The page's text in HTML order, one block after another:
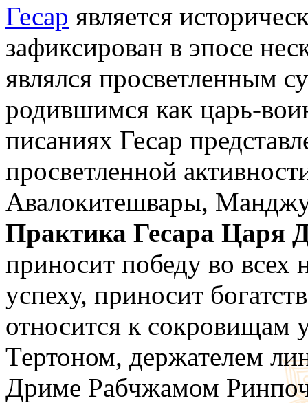
Гесар является
зафиксирован в эпосе
являлся просветленным
родившимся как царь-
писаниях Гесар
просветленной
Авалокитешвары,
Практика Гесара Царя
приносит победу во всех
успеху, приносит
относится к
Тертоном, держателем
Дриме Рабчжамом